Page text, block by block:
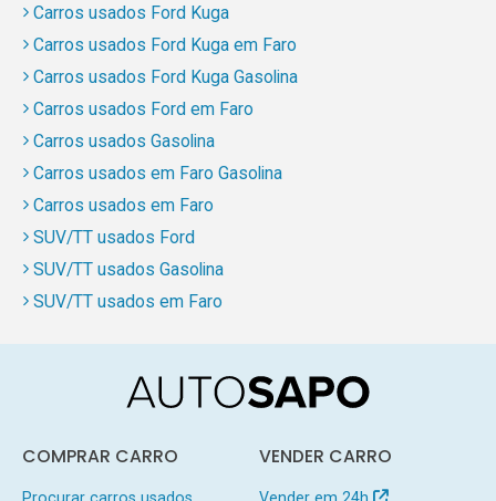
Carros usados Ford Kuga
Carros usados Ford Kuga em Faro
Carros usados Ford Kuga Gasolina
Carros usados Ford em Faro
Carros usados Gasolina
Carros usados em Faro Gasolina
Carros usados em Faro
SUV/TT usados Ford
SUV/TT usados Gasolina
SUV/TT usados em Faro
COMPRAR CARRO
Procurar carros usados
VENDER CARRO
Vender em 24h